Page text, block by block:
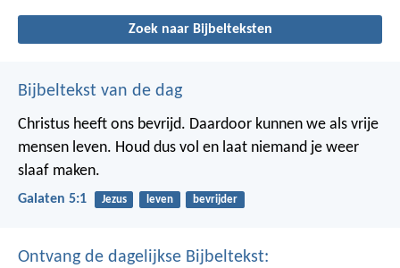
Zoek naar Bijbelteksten
Bijbeltekst van de dag
Christus heeft ons bevrijd. Daardoor kunnen we als vrije
mensen leven. Houd dus vol en laat niemand je weer
slaaf maken.
Galaten 5:1 Jezus leven bevrijder
Ontvang de dagelijkse Bijbeltekst: